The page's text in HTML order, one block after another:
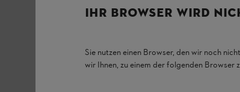
IHR BROWSER WIRD
Sie nutzen einen Browser, den wir noch
wir Ihnen, zu einem der folgenden Browser